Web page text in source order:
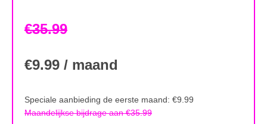
€35.99
€9.99 / maand
Speciale aanbieding de eerste maand: €9.99
Maandelijkse bijdrage aan €35.99